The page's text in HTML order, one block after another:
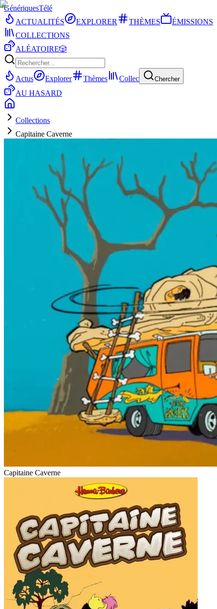
GénériquesTélé
ACTUALITÉS
EXPLORER THÈMES
ÉMISSIONS
COLLECTIONS
ALÉATOIRE🎲
Actus Explorer Thèmes Collec Chercher
AU HASARD
Collections
Capitaine Caverne
Capitaine Caverne